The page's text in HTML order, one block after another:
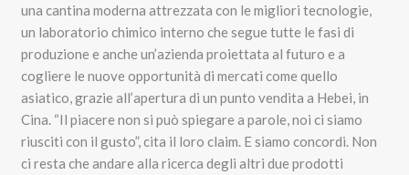
una cantina moderna attrezzata con le migliori tecnologie,
un laboratorio chimico interno che segue tutte le fasi di
produzione e anche un’azienda proiettata al futuro e a
cogliere le nuove opportunità di mercati come quello
asiatico, grazie all’apertura di un punto vendita a Hebei, in
Cina. “Il piacere non si può spiegare a parole, noi ci siamo
riusciti con il gusto”, cita il loro claim. E siamo concordi. Non
ci resta che andare alla ricerca degli altri due prodotti